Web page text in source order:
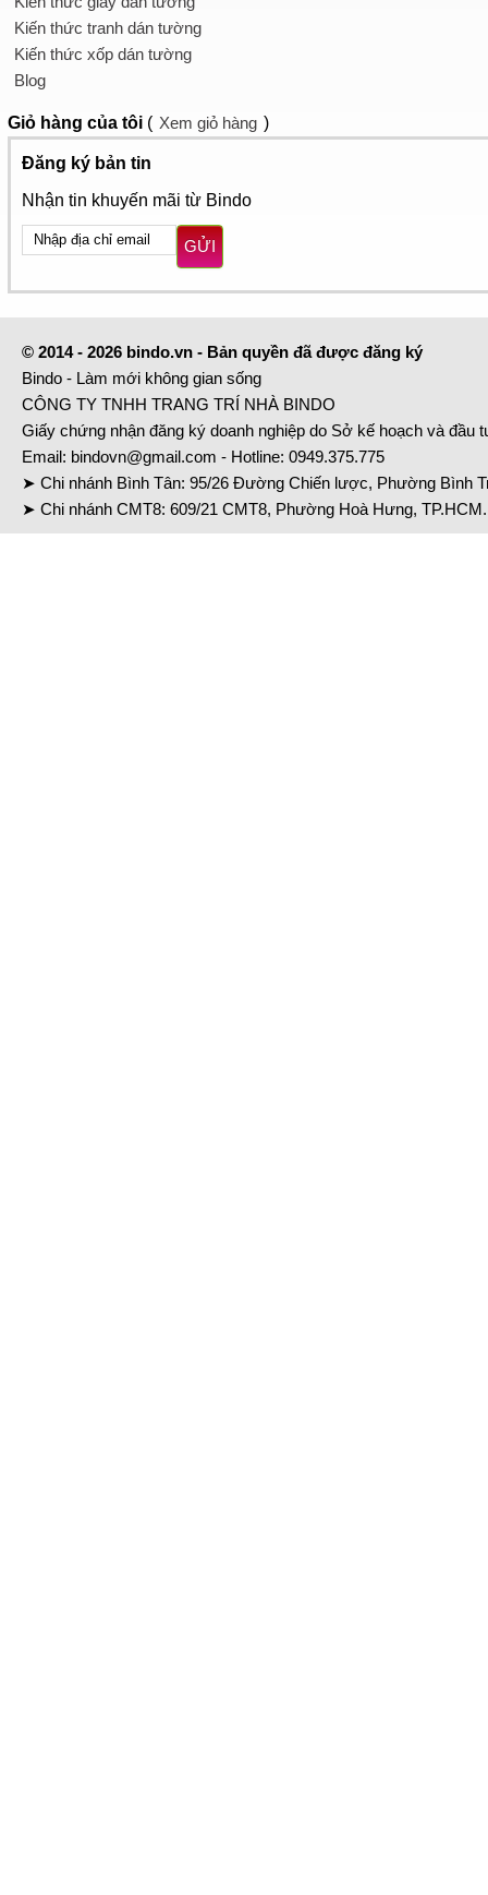
Kiến thức tranh dán tường
Kiến thức xốp dán tường
Blog
Giỏ hàng của tôi ( Xem giỏ hàng )
Đăng ký bản tin
Nhận tin khuyến mãi từ Bindo
GỬI
© 2014 - 2026 bindo.vn - Bản quyền đã được đăng ký
Bindo - Làm mới không gian sống
CÔNG TY TNHH TRANG TRÍ NHÀ BINDO
Giấy chứng nhận đăng ký doanh nghiệp do Sở kế hoạch và đầu
Email: bindovn@gmail.com - Hotline: 0949.375.775
➤ Chi nhánh Bình Tân: 95/26 Đường Chiến lược, Phường Bình
➤ Chi nhánh CMT8: 609/21 CMT8, Phường Hoà Hưng,